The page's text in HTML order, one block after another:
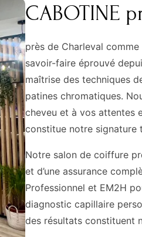
CABOTINE
près de Charleval
savoir-faire éprouvé
maîtrise des techniques
patines chromatiques.
cheveu et à vos attentes
constitue notre signature
Notre salon de coiffure
et d’une assurance
Professionnel et EM2H
diagnostic capillaire
des résultats constituent